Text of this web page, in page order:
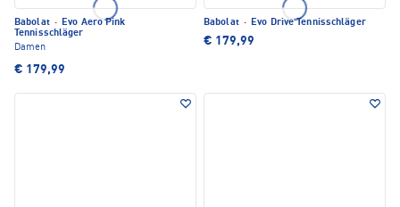
Babolat · Evo Aero Pink
Tennisschläger
Damen
€ 179,99
Babolat · Evo Drive Tennisschläger
€ 179,99